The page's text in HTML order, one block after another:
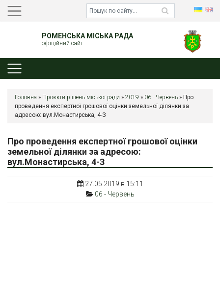
РОМЕНСЬКА МІСЬКА РАДА
офіційний сайт
Головна » Проєкти рішень міської ради » 2019 » 06 - Червень » Про
проведення експертної грошової оцінки земельної ділянки за
адресою: вул.Монастирська, 4-З
Про проведення експертної грошової оцінки
земельної ділянки за адресою:
вул.Монастирська, 4-З
27.05.2019 в 15:11
06 - Червень